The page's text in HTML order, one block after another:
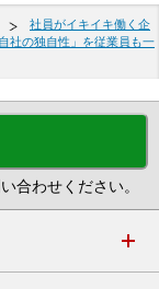
社員がイキイキ働く企
社の独自性」を従業員も一
合わせください。